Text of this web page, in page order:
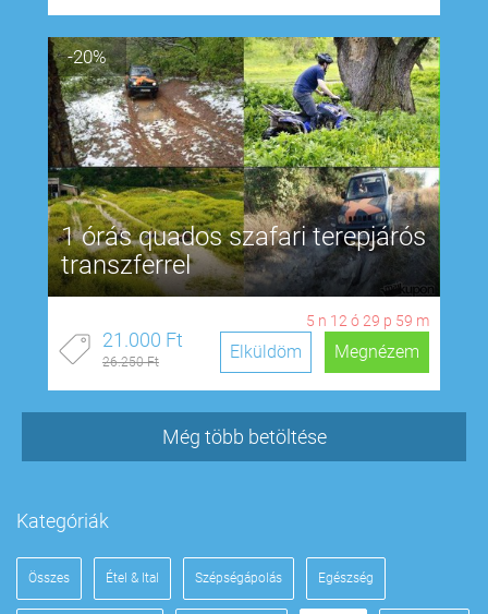
-20%
1 órás quados szafari terepjárós
transzferrel
5 n 12 ó 29 p 58 m
21.000 Ft
26.250 Ft Megnézem
Elküldöm
Még több betöltése
Kategóriák
Összes Étel & Ital Szépségápolás Egészség